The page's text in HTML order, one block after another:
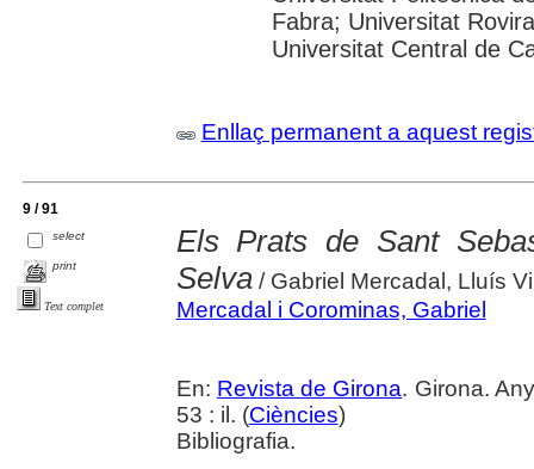
Fabra; Universitat
Universitat Central de
Enllaç permanent a aquest
9 / 91
select
print
Text complet
Els Prats de Sant
Selva/ Gabriel Mercadal, Lluís
Mercadal i Corominas, Gabriel
En: Revista de Girona. Girona.
53 : il. (Ciències)
Bibliografia.